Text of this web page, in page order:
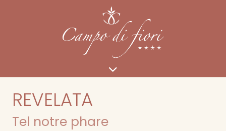
REVELATA
Tel notre phare